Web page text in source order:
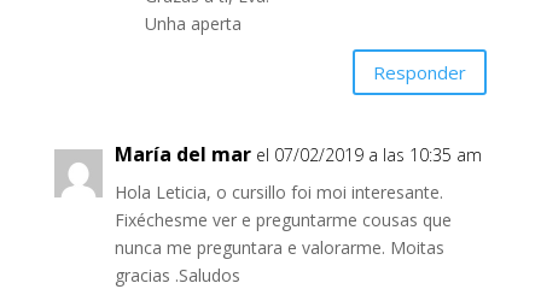
Unha aperta
Responder
María del mar el 07/02/2019 a las 10:35 am
Hola Leticia, o cursillo foi moi interesante.
Fixéchesme ver e preguntarme cousas que
nunca me preguntara e valorarme. Moitas
gracias .Saludos